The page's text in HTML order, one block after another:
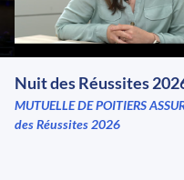
Nuit des Réussites
MUTUELLE DE POITIERS
des Réussites 2026